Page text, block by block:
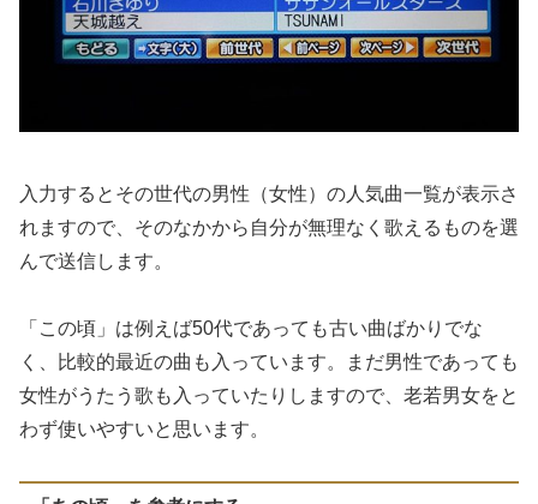
入力するとその世代の男性（女性）の人気曲一覧が表示さ
れますので、そのなかから自分が無理なく歌えるものを選
んで送信します。
「この頃」は例えば50代であっても古い曲ばかりでな
く、比較的最近の曲も入っています。まだ男性であっても
女性がうたう歌も入っていたりしますので、老若男女をと
わず使いやすいと思います。